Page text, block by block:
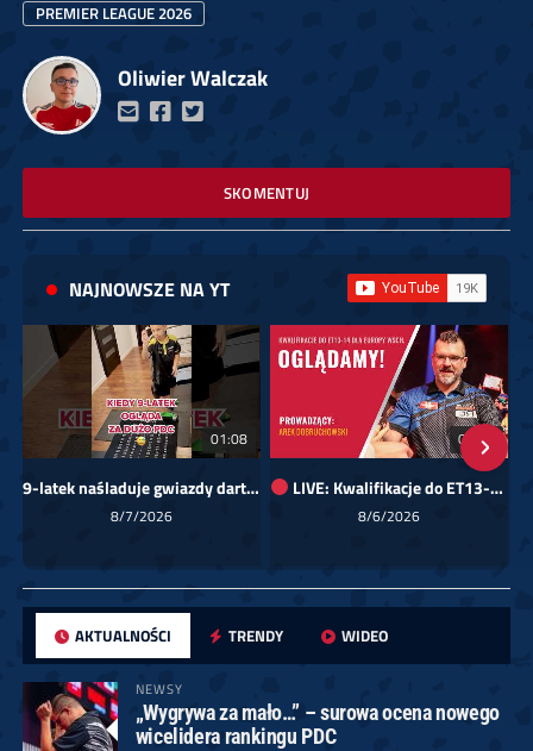
PREMIER LEAGUE 2026
Oliwier Walczak
SKOMENTUJ
NAJNOWSZE NA YT
01:08
9-latek naśladuje gwiazdy darta!
8/7/2026
00:00
LIVE: Kwalifikacje do ET13-14 dla Europy Wschodniej
8/6/2026
AKTUALNOŚCI TRENDY WIDEO
NEWSY
„Wygrywa za mało…” – surowa ocena nowego
wicelidera rankingu PDC